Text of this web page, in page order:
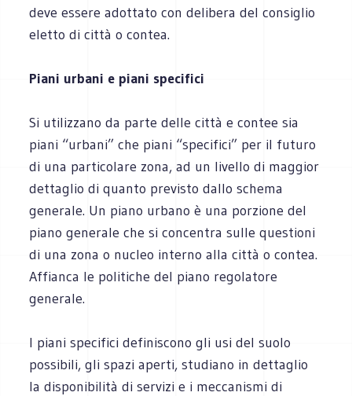
deve essere adottato con delibera del consiglio
eletto di città o contea.
Piani urbani e piani specifici
Si utilizzano da parte delle città e contee sia
piani “urbani” che piani “specifici” per il futuro
di una particolare zona, ad un livello di maggior
dettaglio di quanto previsto dallo schema
generale. Un piano urbano è una porzione del
piano generale che si concentra sulle questioni
di una zona o nucleo interno alla città o contea.
Affianca le politiche del piano regolatore
generale.
I piani specifici definiscono gli usi del suolo
possibili, gli spazi aperti, studiano in dettaglio
la disponibilità di servizi e i meccanismi di